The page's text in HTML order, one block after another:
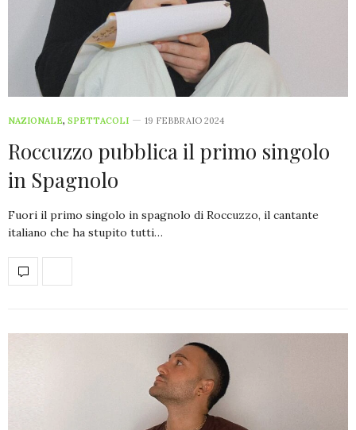
NAZIONALE, SPETTACOLI 19 FEBBRAIO 2024
Roccuzzo pubblica il primo singolo
in Spagnolo
Fuori il primo singolo in spagnolo di Roccuzzo, il cantante
italiano che ha stupito tutti…